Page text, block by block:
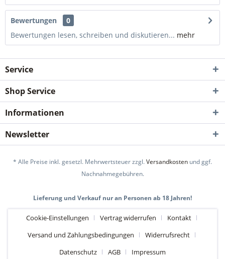
Bewertungen
0
Bewertungen lesen, schreiben und diskutieren... mehr
Service
Shop Service
Informationen
Newsletter
* Alle Preise inkl. gesetzl. Mehrwertsteuer zzgl.Versandkosten und ggf.
Nachnahmegebühren.
Lieferung und Verkauf nur an Personen ab 18 Jahren!
Cookie-Einstellungen Vertrag widerrufen
Kontakt
Versand und Zahlungsbedingungen
Widerrufsrecht
Datenschutz
AGB Impressum